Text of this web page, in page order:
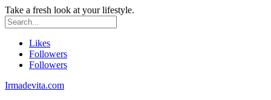
Take a fresh look at your lifestyle.
Likes
Followers
Followers
Irmadevita.com